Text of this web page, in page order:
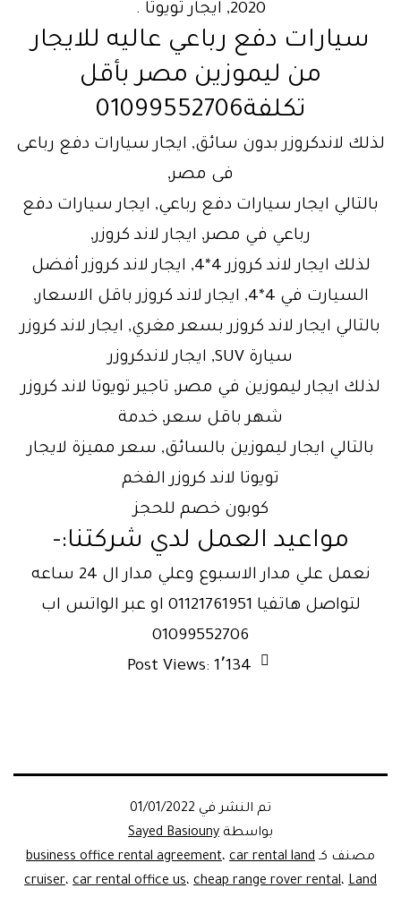
2020, ايجار تويوتا .
سيارات دفع رباعي عاليه للايجار
من ليموزين مصر بأقل
تكلفة01099552706
لذلك لاندكروزر بدون سائق, ايجار سيارات دفع رباعى
فى مصر,
بالتالي ايجار سيارات دفع رباعي, ايجار سيارات دفع
رباعي في مصر, ايجار لاند كروزر,
لذلك ايجار لاند كروزر 4*4, ايجار لاند كروزر أفضل
السيارت في 4*4, ايجار لاند كروزر باقل الاسعار,
بالتالي ايجار لاند كروزر بسعر مغري, ايجار لاند كروزر
سيارة SUV, ايجار لاندكروزر
لذلك ايجار ليموزين في مصر, تاجير تويوتا لاند كروزر
شهر باقل سعر, خدمة
بالتالي ايجار ليموزين بالسائق, سعر مميزة لايجار
تويوتا لاند كروزر الفخم
كوبون خصم للحجز
مواعيد العمل لدي شركتنا:-
نعمل علي مدار الاسبوع وعلي مدار ال 24 ساعه
لتواصل هاتفيا 01121761951 او عبر الواتس اب
01099552706
Post Views: 1٬134
تم النشر في 01/01/2022
بواسطة Sayed Basiouny
مصنف كـ
business office rental agreement، car rental land
cruiser، car rental office us، cheap range rover rental، Land